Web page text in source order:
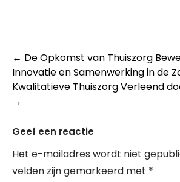
Post
navigation
← De Opkomst van Thuiszorg
Innovatie en Samenwerking in de
Kwalitatieve Thuiszorg Verleend
→
Geef een reactie
Het e-mailadres wordt niet
velden zijn gemarkeerd met *